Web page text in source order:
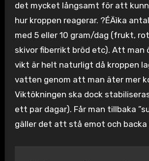
det mycket långsamt för att
hur kroppen reagerar. ?ÉÄìka
med 5 eller 10 gram/dag (frukt,
skivor fiberrikt bröd etc). Att man
vikt är helt naturligt då kroppen
vatten genom att man äter mer
Viktökningen ska dock
ett par dagar). Får man tillbaka
gäller det att stå emot och